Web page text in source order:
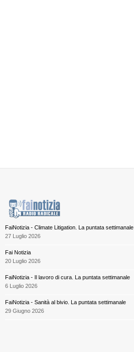
FaiNotizia - Climate Litigation. La puntata settimanale
27 Luglio 2026
Fai Notizia
20 Luglio 2026
FaiNotizia - Il lavoro di cura. La puntata settimanale
6 Luglio 2026
FaiNotizia - Sanità al bivio. La puntata settimanale
29 Giugno 2026